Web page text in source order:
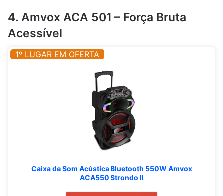
4. Amvox ACA 501 – Força Bruta
Acessível
1º LUGAR EM OFERTA
Caixa de Som Acústica Bluetooth 550W Amvox
ACA550 Strondo II